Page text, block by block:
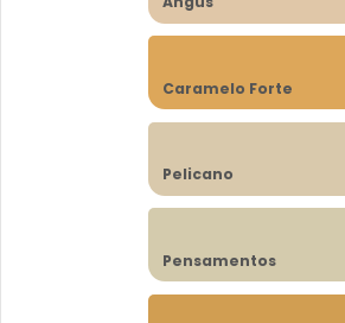
Caramelo Forte
Pelicano
Pensamentos